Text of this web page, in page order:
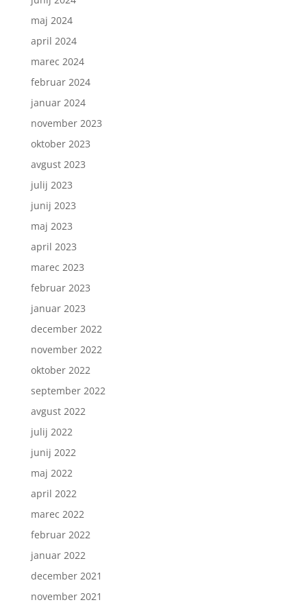
maj 2024
april 2024
marec 2024
februar 2024
januar 2024
november 2023
oktober 2023
avgust 2023
julij 2023
junij 2023
maj 2023
april 2023
marec 2023
februar 2023
januar 2023
december 2022
november 2022
oktober 2022
september 2022
avgust 2022
julij 2022
junij 2022
maj 2022
april 2022
marec 2022
februar 2022
januar 2022
december 2021
november 2021